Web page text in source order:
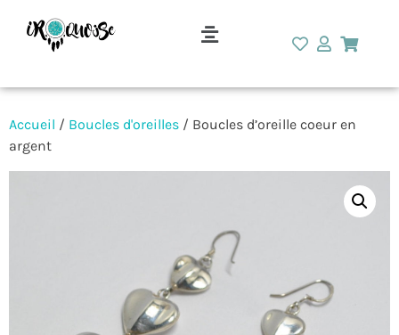
Accueil / Boucles d'oreilles / Boucles d’oreille coeur en
argent